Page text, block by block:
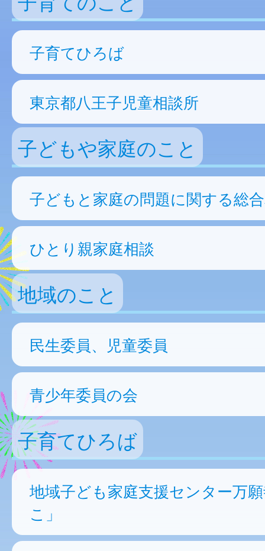
子育てひろば
東京都八王子児童相談所
子どもや家庭のこと
子どもと家庭の問題に関する総
ひとり親家庭相談
地域のこと
民生委員、児童委員
青少年委員の会
子育てひろば
地域子ども家庭支援センター万
こ」